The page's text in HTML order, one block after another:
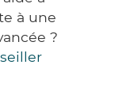
à une
?